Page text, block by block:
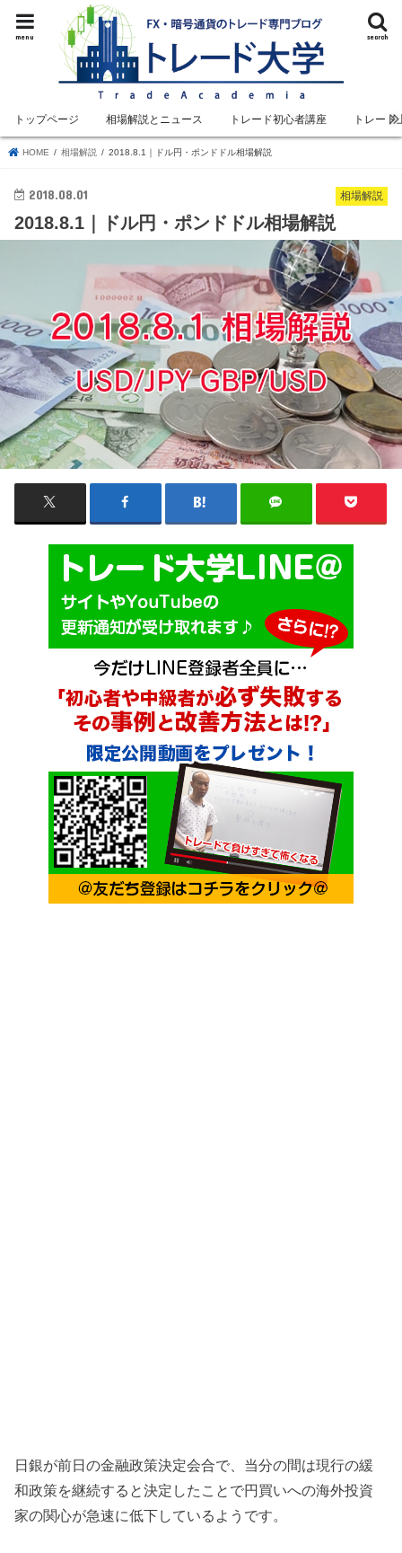
search
menu
トップページ 相場解説とニュース トレード初心者講座 トレード
HOME 相場解説 2018.8.1｜ドル円・ポンドドル相場解説
相場解説
2018.08.01
2018.8.1｜ドル円・ポンドドル相場解説
日銀が前日の金融政策決定会合で、当分の間は現行の緩
和政策を継続すると決定したことで円買いへの海外投資
家の関心が急速に低下しているようです。